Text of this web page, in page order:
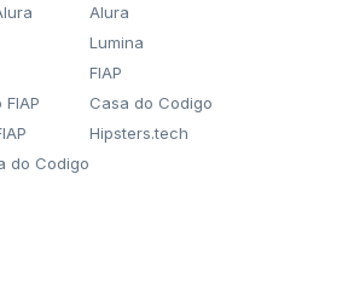
do Codigo
Alura
Lumina
FIAP
Casa do Codigo
Hipsters.tech